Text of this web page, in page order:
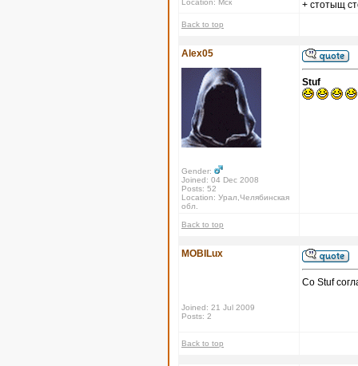
Location: Мск
+ стотыщ
Back to top
Alex05
Gender:
Joined: 04 Dec 2008
Posts: 52
Location: Урал,Челябинская
обл.
Stuf
Back to top
MOBILux
Joined: 21 Jul 2009
Posts: 2
Со Stuf
Back to top